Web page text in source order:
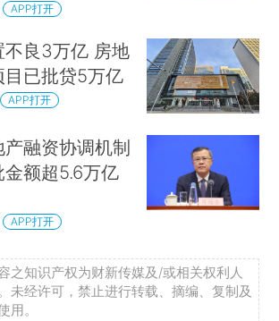
APP打开
不良3万亿 房地
已批贷5万亿
APP打开
融资协调机制
额超5.6万亿
APP打开
之知识产权为财新传媒及/或相关权利人
未经许可，禁止进行转载、摘编、复制及
用。